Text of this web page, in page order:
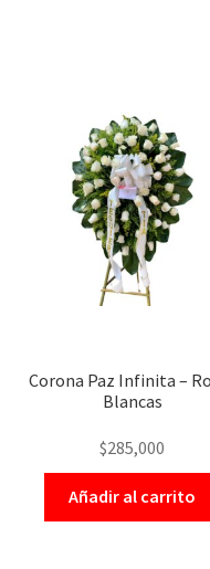
Corona Paz Infinita –
Blancas
$285,000
Añadir al carrito